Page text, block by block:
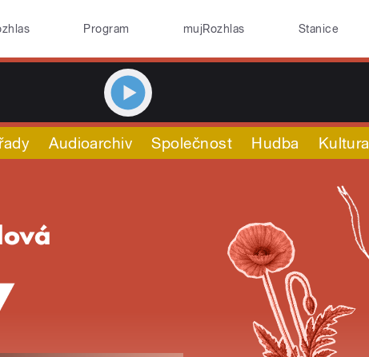
Program mujRozhlas Stanice
Audioarchiv Společnost Hudba Kultura